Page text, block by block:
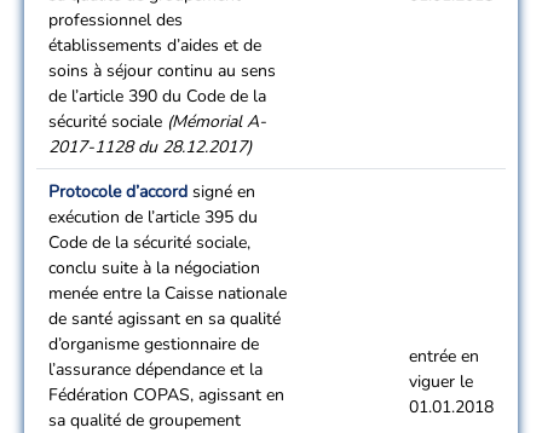
professionnel des
établissements d’aides et de
soins à séjour continu au sens
de l’article 390 du Code de la
sécurité sociale (Mémorial A-
2017-1128 du 28.12.2017)
Protocole d’accord signé en
exécution de l’article 395 du
Code de la sécurité sociale,
conclu suite à la négociation
menée entre la Caisse nationale
de santé agissant en sa qualité
d’organisme gestionnaire de
l’assurance dépendance et la
Fédération COPAS, agissant en
sa qualité de groupement
entrée en
viguer le
01.01.2018